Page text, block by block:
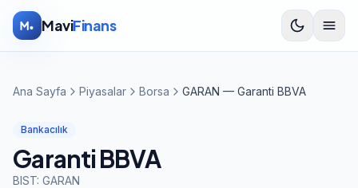
İçeriğe atla
MaviFinans
Ana Sayfa Piyasalar Borsa GARAN — Garanti BBVA
Bankacılık
Garanti BBVA
BIST: GARAN